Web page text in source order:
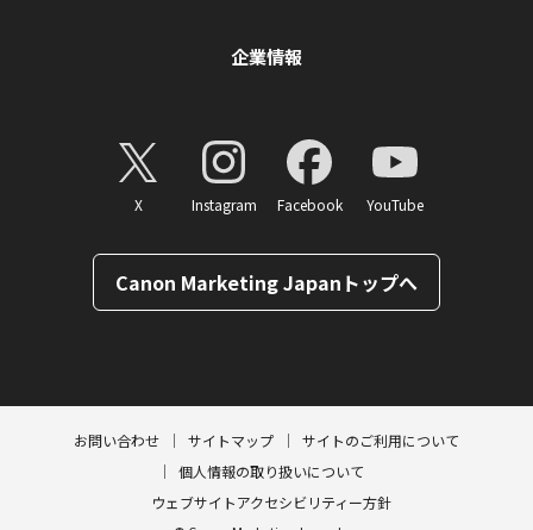
企業情報
X Instagram Facebook YouTube
Canon Marketing Japanトップへ
お問い合わせ サイトマップ
サイトのご利用について
個人情報の取り扱いについて
ウェブサイトアクセシビリティー方針